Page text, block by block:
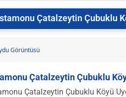
Çatalzeytin Çubuklu
Görüntüsü
Çatalzeytin Çubuklu
Çatalzeytin Çubuklu Köyü